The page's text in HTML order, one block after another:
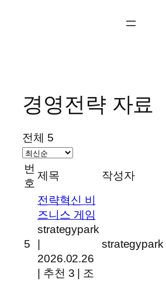
경영전략 자료
전체 5
번
호
제목 작성자
5
전략혁신 비
즈니스 게임
strategypark
2026.02.26
추천 3
조
strategypark